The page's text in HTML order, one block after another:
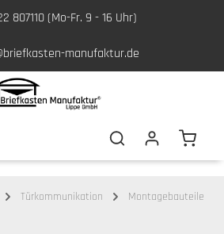
807110 (Mo-Fr. 9 - 16 Uhr)
manufaktur.de
Türkommunikation Montagebauteile